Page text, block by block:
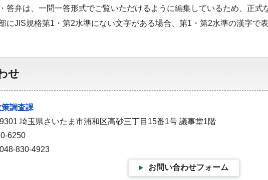
答弁は、一問一答形式でご覧いただけるように編集しているため、正式
にJIS規格第1・第2水準にない文字がある場合、第1・第2水準の漢字で
せ
策調査課
埼玉県さいたま市浦和区高砂三丁目15番1号 議事堂1階
6250
830-4923
お問い合わせフォーム